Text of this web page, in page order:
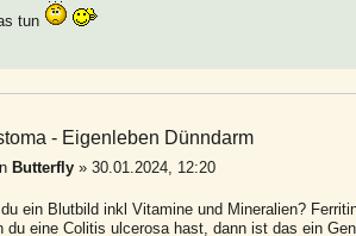
tun
- Eigenleben Dünndarm
Butterfly » 30.01.2024, 12:20
ein Blutbild inkl Vitamine und Mineralien?
du eine Colitis ulcerosa hast, dann ist das ein